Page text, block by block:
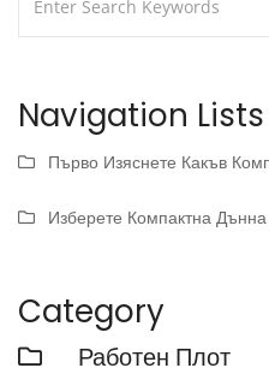
Navigation Lists
Първо Изяснете Какъв
Изберете Компактна
Category
Работен Плот